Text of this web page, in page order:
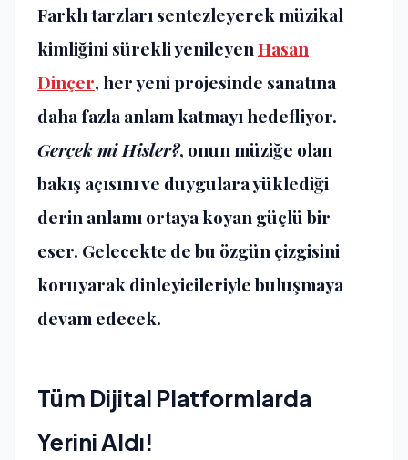
Farklı tarzları sentezleyerek müzikal
kimliğini sürekli yenileyenHasan
Dinçer, her yeni projesinde sanatına
daha fazla anlam katmayı hedefliyor.
Gerçek mi Hisler?, onun müziğe olan
bakış açısını ve duygulara yüklediği
derin anlamı ortaya koyan güçlü bir
eser. Gelecekte de bu özgün çizgisini
koruyarak dinleyicileriyle buluşmaya
devam edecek.
Tüm Dijital Platformlarda
Yerini Aldı!